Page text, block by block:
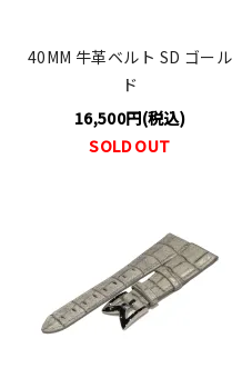
40MM 牛革ベルト SD ゴール
ド
16,500円(税込)
SOLD OUT